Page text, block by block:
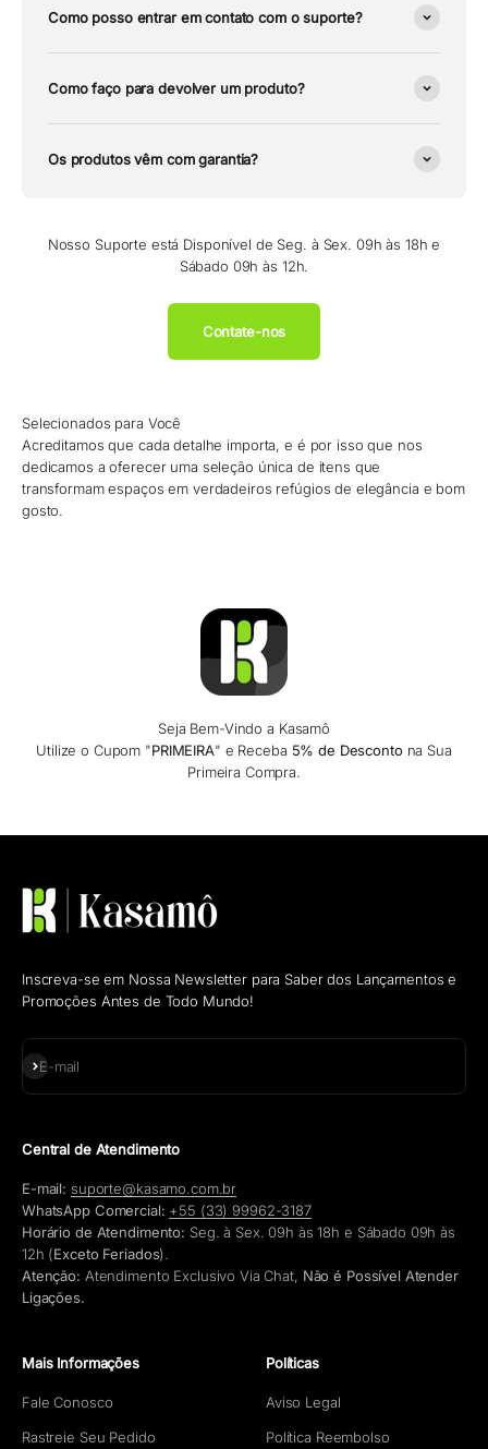
Como posso entrar em contato com o suporte?
Como faço para devolver um produto?
Os produtos vêm com garantia?
Nosso Suporte está Disponível de Seg. à Sex. 09h às 18h e
Sábado 09h às 12h.
Contate-nos
Selecionados para Você
Acreditamos que cada detalhe importa, e é por isso que nos
dedicamos a oferecer uma seleção única de itens que
transformam espaços em verdadeiros refúgios de elegância e bom
gosto.
Seja Bem-Vindo a Kasamô
Utilize o Cupom "PRIMEIRA" e Receba 5% de Desconto na Sua
Primeira Compra.
Inscreva-se em Nossa Newsletter para Saber dos Lançamentos e
Promoções Antes de Todo Mundo!
E-mail
Assinar
Central de Atendimento
E-mail: suporte@kasamo.com.br
WhatsApp Comercial: +55 (33) 99962-3187
Horário de Atendimento: Seg. à Sex. 09h às 18h e Sábado 09h às
12h (Exceto Feriados).
Atenção: Atendimento Exclusivo Via Chat, Não é Possível Atender
Ligações.
Mais Informações
Fale Conosco
Rastreie Seu Pedido
Políticas
Aviso Legal
Política Reembolso